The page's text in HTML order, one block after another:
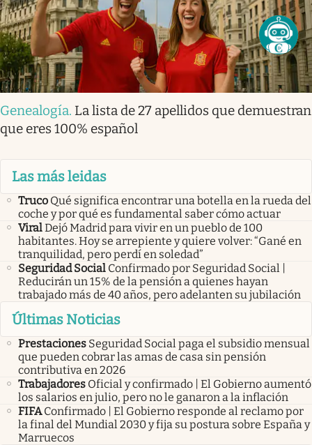
Genealogía. La lista de 27 apellidos que demuestran
que eres 100% español
Las más leidas
Truco Qué significa encontrar una botella en la rueda del
coche y por qué es fundamental saber cómo actuar
ViralDejó Madrid para vivir en un pueblo de 100
habitantes. Hoy se arrepiente y quiere volver: “Gané en
tranquilidad, pero perdí en soledad”
Seguridad Social Confirmado por Seguridad Social |
Reducirán un 15% de la pensión a quienes hayan
trabajado más de 40 años, pero adelanten su jubilación
Últimas Noticias
Prestaciones Seguridad Social paga el subsidio mensual
que pueden cobrar las amas de casa sin pensión
contributiva en 2026
Trabajadores Oficial y confirmado | El Gobierno aumentó
los salarios en julio, pero no le ganaron a la inflación
FIFA Confirmado | El Gobierno responde al reclamo por
la final del Mundial 2030 y fija su postura sobre España y
Marruecos